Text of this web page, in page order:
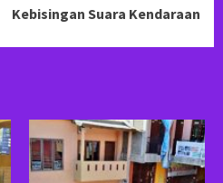
Kebisingan Suara Kendaraan